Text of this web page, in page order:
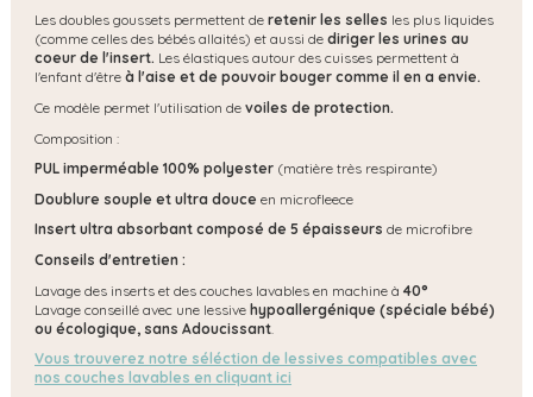
Les doubles goussets permettent de retenir les selles les plus liquides
(comme celles des bébés allaités) et aussi de diriger les urines au
coeur de l'insert. Les élastiques autour des cuisses permettent à
l'enfant d'être à l'aise et de pouvoir bouger comme il en a envie.
Ce modèle permet l'utilisation de voiles de protection.
Composition :
PUL imperméable 100% polyester (matière très respirante)
Doublure souple et ultra douce en microfleece
Insert ultra absorbant composé de 5 épaisseurs de microfibre
Conseils d'entretien :
Lavage des inserts et des couches lavables en machine à 40°
Lavage conseillé avec une lessive hypoallergénique (spéciale bébé)
ou écologique, sans Adoucissant
Vous trouverez notre séléction de lessives compatibles avec
nos couches lavables en cliquant ici